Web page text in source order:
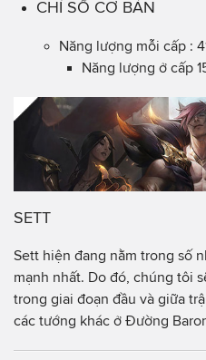
CHỈ SỐ CƠ BẢN
Năng lượng mỗi cấp :
Năng lượng ở cấp
SETT
Sett hiện đang nằm trong số
mạnh nhất. Do đó, chúng tôi
trong giai đoạn đầu và giữa
các tướng khác ở Đường